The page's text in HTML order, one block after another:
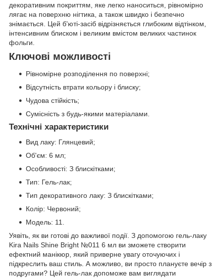
декоративним покриттям, яке легко наноситься, рівномірно
лягає на поверхню нігтика, а також швидко і безпечно
знімається. Цей б'юті-засіб відрізняється глибоким відтінком,
інтенсивним блиском і великим вмістом великих частинок
фольги.
Ключові можливості
Рівномірне розподілення по поверхні;
Відсутність втрати кольору і блиску;
Чудова стійкість;
Сумісність з будь-якими матеріалами.
Технічні характеристики
Вид лаку: Глянцевий;
Об'єм: 6 мл;
Особливості: З блискітками;
Тип: Гель-лак;
Тип декоративного лаку: З блискітками;
Колір: Червоний;
Модель: 11.
Уявіть, як ви готові до важливої події. З допомогою гель-лаку
Kira Nails Shine Bright №011 6 мл ви зможете створити
ефектний манікюр, який приверне увагу оточуючих і
підкреслить ваш стиль. А можливо, ви просто плануєте вечір з
подругами? Цей гель-лак допоможе вам виглядати